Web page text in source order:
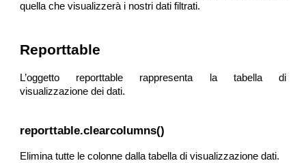
quella che visualizzerà i nostri dati filtrati.
Reporttable
L’oggetto reporttable rappresenta la tabella di
visualizzazione dei dati.
reporttable.clearcolumns()
Elimina tutte le colonne dalla tabella di visualizzazione dati.